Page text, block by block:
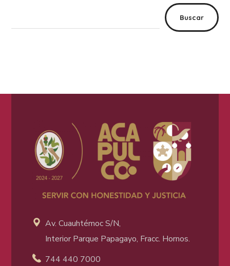
Buscar
Av. Cuauhtémoc S/N,
Interior Parque Papagayo, Fracc. Hornos.
744 440 7000